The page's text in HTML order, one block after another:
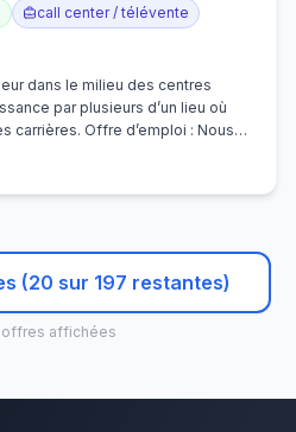
call center / télévente
dans le milieu des centres
par plusieurs d’un lieu où
carrières. Offre d’emploi : Nous
(20 sur 197 restantes)
offres affichées